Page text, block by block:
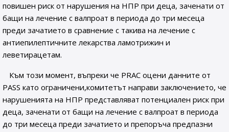
повишен риск от нарушения на НПР при деца, заченати от
бащи на лечение с валпроат в периода до три месеца
преди зачатието в сравнение с такива на лечение с
антиепилептичните лекарства ламотрижин и
леветирацетам.
Към този момент, въпреки че PRAC оцени данните от
PASS като ограничени,комитетът направи заключението, че
нарушенията на НПР представляват потенциален риск при
деца, заченати от бащи на лечение с валпроат в периода
до три месеца преди зачатието и препоръча предпазни